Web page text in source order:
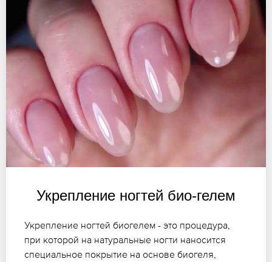
Укрепление ногтей био-гелем
Укрепление ногтей биогелем - это процедура,
при которой на натуральные ногти наносится
специальное покрытие на основе биогеля,